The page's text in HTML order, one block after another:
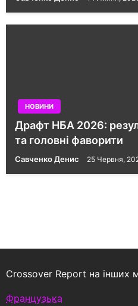
НОВИНИ
Драфт НБА 2026:
та головні фаворити
Савченко Денис 25 Червня,
Crossover Report на інших
Французька